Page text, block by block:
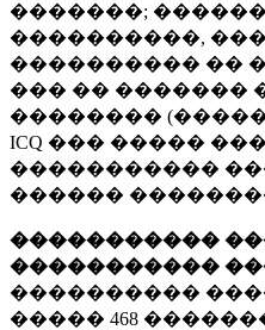
�������;
����������,
���������� ��
��� �� �������
��������
ICQ ��� �����
�����������
������
�����������
�����������
����������
����� 468